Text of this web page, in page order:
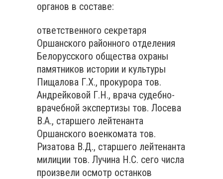
органов в составе:
ответственного секретаря
Оршанского районного отделения
Белорусского общества охраны
памятников истории и культуры
Пищалова Г.Х., прокурора тов.
Андрейковой Г.Н., врача судебно-
врачебной экспертизы тов. Лосева
В.А., старшего лейтенанта
Оршанского военкомата тов.
Ризатова В.Д., старшего лейтенанта
милиции тов. Лучина Н.С. сего числа
произвели осмотр останков